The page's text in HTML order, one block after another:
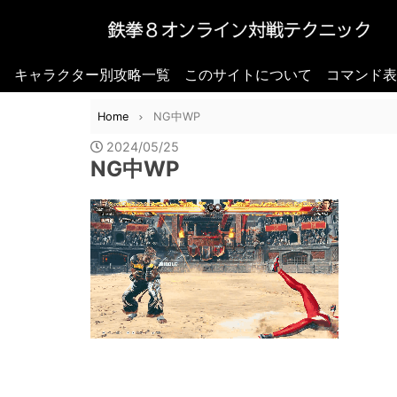
キャラクター別攻略一覧 このサイトについて コマンド
Home NG中WP
2024/05/25
NG中WP